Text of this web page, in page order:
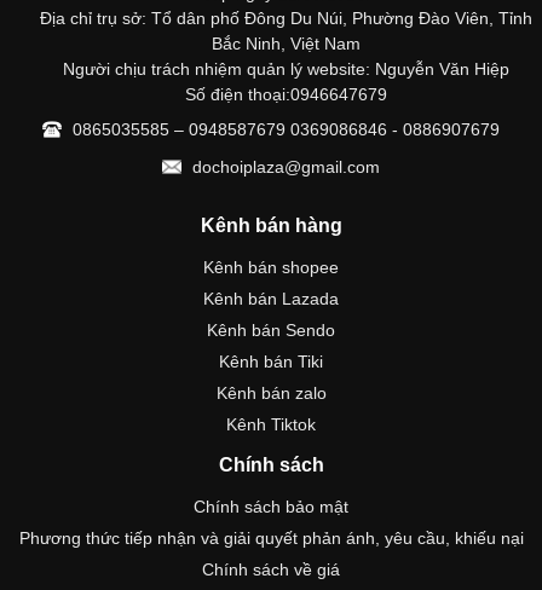
Địa chỉ trụ sở: Tổ dân phố Đông Du Núi, Phường Đào Viên, Tỉnh
Bắc Ninh, Việt Nam
Người chịu trách nhiệm quản lý website: Nguyễn Văn Hiệp
Số điện thoại:0946647679
0865035585 – 0948587679 0369086846 - 0886907679
dochoiplaza@gmail.com
Kênh bán hàng
Kênh bán shopee
Kênh bán Lazada
Kênh bán Sendo
Kênh bán Tiki
Kênh bán zalo
Kênh Tiktok
Chính sách
Chính sách bảo mật
Phương thức tiếp nhận và giải quyết phản ánh, yêu cầu, khiếu nại
Chính sách về giá